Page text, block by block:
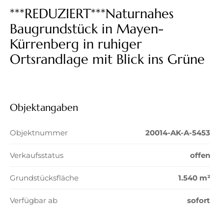
***REDUZIERT***Naturnahes
Baugrundstück in Mayen-
Kürrenberg in ruhiger
Ortsrandlage mit Blick ins Grüne
Objektangaben
Objektnummer 20014-AK-A-5453
Verkaufsstatus offen
Grundstücksfläche 1.540 m²
Verfügbar ab sofort